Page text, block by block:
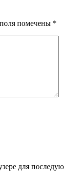
помечены *
для